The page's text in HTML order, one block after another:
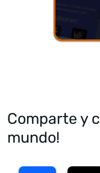
Comparte y
mundo!